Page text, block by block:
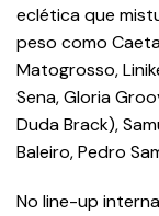
eclética que
peso como
Matogrosso,
Sena, Gloria
Duda Brack),
Baleiro, Pedro
No line-up